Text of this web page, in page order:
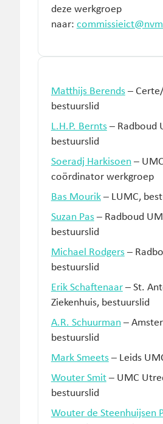
deze werkgroep
naar:
Matthijs Berends–
bestuurslid
L.H.P. Bernts– Radboud
bestuurslid
Soeradj Harkisoen–
coördinator werkgroep
Bas Mourik– LUMC,
Suzan Pas– Radboud
bestuurslid
Michael Rodgers–
bestuurslid
Erik Schaftenaar– St.
Ziekenhuis, bestuurslid
A.R. Schuurman–
bestuurslid
Mark Smeets– Leids
Wouter Smit– UMC
bestuurslid
Wouter de Steenhuijsen